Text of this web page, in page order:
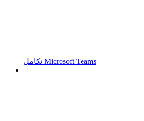
تكامل Microsoft Teams